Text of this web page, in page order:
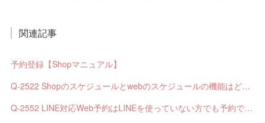
関連記事
予約登録【Shopマニュアル】
Q-2522 Shopのスケジュールとwebのスケジュールの機能はどう違いますか？
Q-2552 LINE対応Web予約はLINEを使っていない方でも予約できますか？